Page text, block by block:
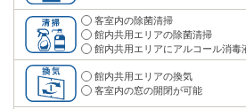
客室内の除菌清掃
館内共用エリアの除菌清掃
館内共用エリアにアルコール消毒
館内共用エリアの換気
客室内の窓の開閉が可能